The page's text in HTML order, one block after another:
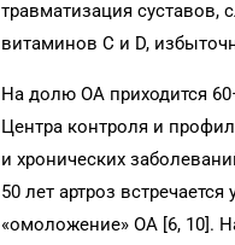
травматизация суставов,
витаминов С и D,
На долю ОА приходится
Центра контроля и
и хронических
50 лет артроз
«омоложение» ОА [6, 10].